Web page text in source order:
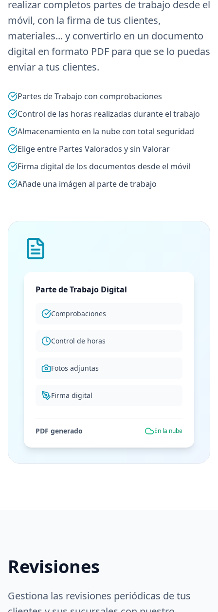
Parte de Trabajo Digital
Comprobaciones
Control de horas
Fotos adjuntas
Firma digital
PDF generado En la nube
realizar completos partes de trabajo desde el
móvil, con la firma de tus clientes,
materiales... y convertirlo en un documento
digital en formato PDF para que se lo puedas
enviar a tus clientes.
Partes de Trabajo con comprobaciones
Control de las horas realizadas durante el trabajo
Almacenamiento en la nube con total seguridad
Elige entre Partes Valorados y sin Valorar
Firma digital de los documentos desde el móvil
Añade una imágen al parte de trabajo
Revisiones
Gestiona las revisiones periódicas de tus